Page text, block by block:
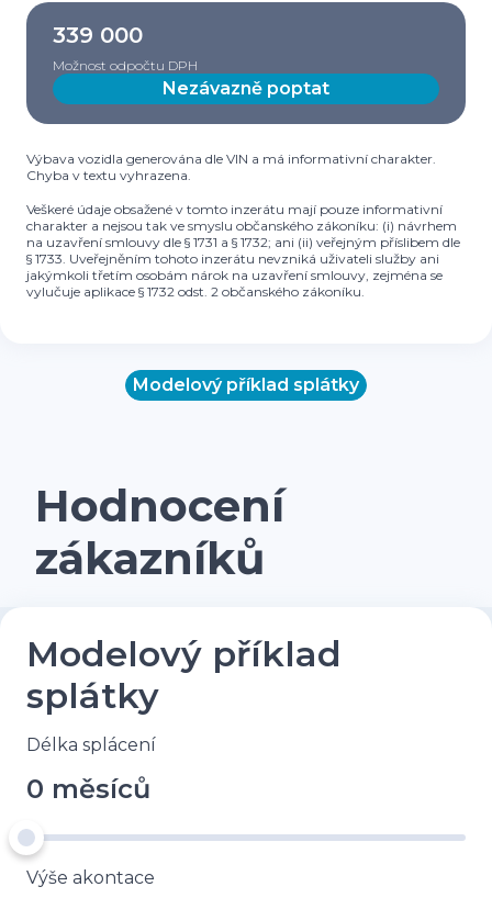
339 000
Možnost odpočtu DPH
Nezávazně poptat
Výbava vozidla generována dle VIN a má informativní charakter.
Chyba v textu vyhrazena.
Veškeré údaje obsažené v tomto inzerátu mají pouze informativní
charakter a nejsou tak ve smyslu občanského zákoníku: (i) návrhem
na uzavření smlouvy dle § 1731 a § 1732; ani (ii) veřejným příslibem dle
§ 1733. Uveřejněním tohoto inzerátu nevzniká uživateli služby ani
jakýmkoli třetím osobám nárok na uzavření smlouvy, zejména se
vylučuje aplikace § 1732 odst. 2 občanského zákoníku.
Modelový příklad splátky
Hodnocení
zákazníků
Modelový příklad
splátky
Délka splácení
0 měsíců
Výše akontace